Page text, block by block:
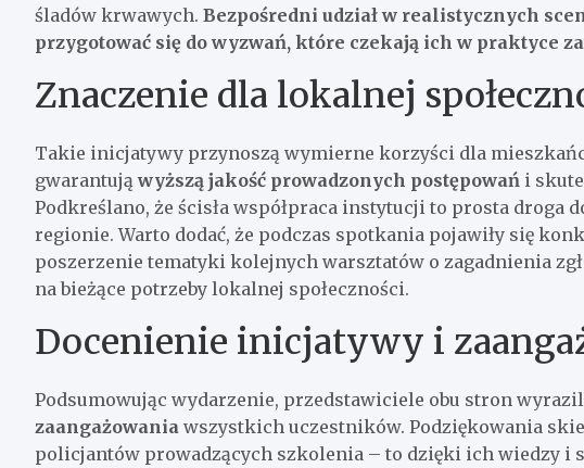
śladów krwawych. Bezpośredni udział w realistycznych
przygotować się do wyzwań, które czekają ich w praktyce
Znaczenie dla lokalnej
Takie inicjatywy przynoszą wymierne korzyści dla
gwarantująwyższą jakość prowadzonych postępowań i
Podkreślano, że ścisła współpraca instytucji to prosta droga
regionie. Warto dodać, że podczas spotkania pojawiły się
poszerzenie tematyki kolejnych warsztatów o zagadnienia
na bieżące potrzeby lokalnej społeczności.
Docenienie inicjatywy i
Podsumowując wydarzenie, przedstawiciele obu stron
zaangażowania wszystkich uczestników. Podziękowania
policjantów prowadzących szkolenia – to dzięki ich wiedzy i